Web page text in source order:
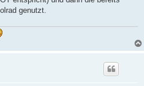
genutzt.